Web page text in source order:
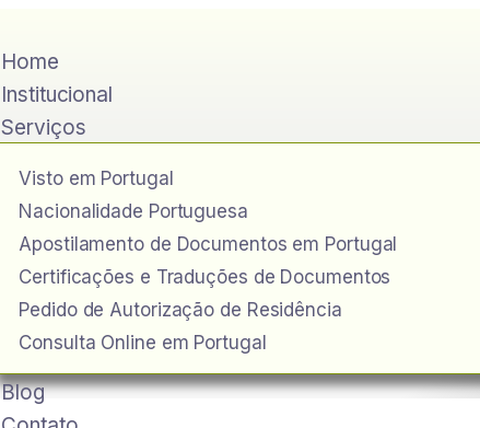
Home
Institucional
Serviços
Visto em Portugal
Nacionalidade Portuguesa
Apostilamento de Documentos em Portugal
Certificações e Traduções de Documentos
Pedido de Autorização de Residência
Consulta Online em Portugal
Blog